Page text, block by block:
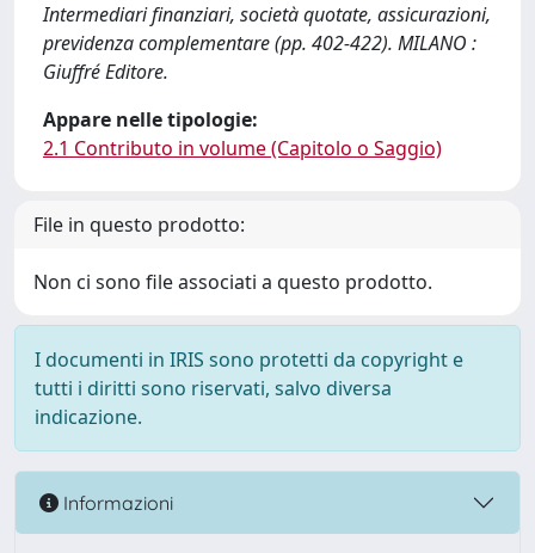
Intermediari finanziari, società quotate, assicurazioni,
previdenza complementare (pp. 402-422). MILANO :
Giuffré Editore.
Appare nelle tipologie:
2.1 Contributo in volume (Capitolo o Saggio)
File in questo prodotto:
Non ci sono file associati a questo prodotto.
I documenti in IRIS sono protetti da copyright e
tutti i diritti sono riservati, salvo diversa
indicazione.
Informazioni